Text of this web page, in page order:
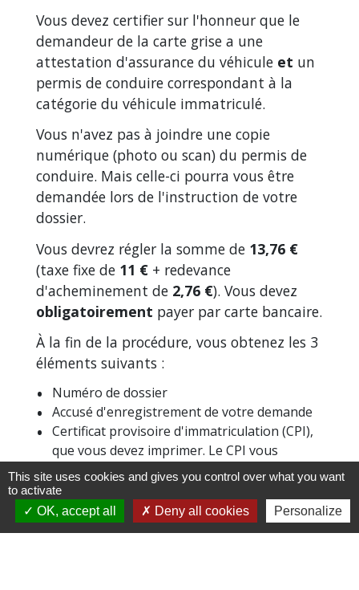
Vous devez certifier sur l'honneur que le
demandeur de la carte grise a une
attestation d'assurance du véhicule et un
permis de conduire correspondant à la
catégorie du véhicule immatriculé.
Vous n'avez pas à joindre une copie
numérique (photo ou scan) du permis de
conduire. Mais celle-ci pourra vous être
demandée lors de l'instruction de votre
dossier.
Vous devrez régler la somme de 13,76 €
(taxe fixe de 11 € + redevance
d'acheminement de 2,76 €). Vous devez
obligatoirement payer par carte bancaire.
À la fin de la procédure, vous obtenez les 3
éléments suivants :
Numéro de dossier
Accusé d'enregistrement de votre demande
Certificat provisoire d'immatriculation (CPI),
que vous devez imprimer. Le CPI vous
permet de circulerpendant 1 mois,
uniquement en France,
en attendant de
recevoir votre carte grise.
This site uses cookies and gives you control over what you want
to activate
OK, accept all
Deny all cookies Personalize